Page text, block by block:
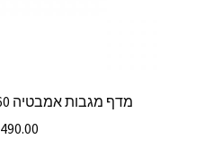
מדף מגבות אמבטיה 60 ס"מ VOLTA שחור
490.00